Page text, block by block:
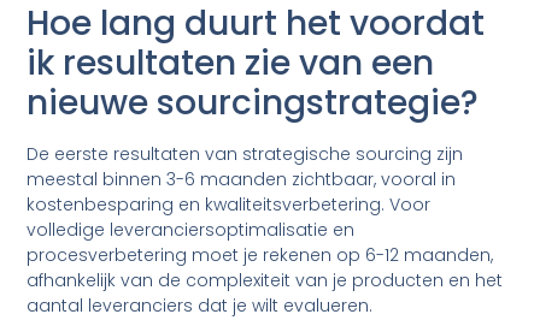
Hoe lang duurt het voordat
ik resultaten zie van een
nieuwe sourcingstrategie?
De eerste resultaten van strategische sourcing zijn
meestal binnen 3-6 maanden zichtbaar, vooral in
kostenbesparing en kwaliteitsverbetering. Voor
volledige leveranciersoptimalisatie en
procesverbetering moet je rekenen op 6-12 maanden,
afhankelijk van de complexiteit van je producten en het
aantal leveranciers dat je wilt evalueren.